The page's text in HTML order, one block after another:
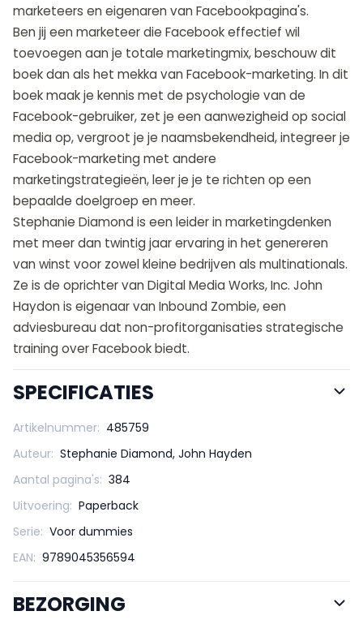
marketeers en eigenaren van Facebookpagina's.
Ben jij een marketeer die Facebook effectief wil
toevoegen aan je totale marketingmix, beschouw dit
boek dan als het mekka van Facebook-marketing. In dit
boek maak je kennis met de psychologie van de
Facebook-gebruiker, zet je een aanwezigheid op social
media op, vergroot je je naamsbekendheid, integreer je
Facebook-marketing met andere
marketingstrategieën, leer je je te richten op een
bepaalde doelgroep en meer.
Stephanie Diamond is een leider in marketingdenken
met meer dan twintig jaar ervaring in het genereren
van winst voor zowel kleine bedrijven als multinationals.
Ze is de oprichter van Digital Media Works, Inc. John
Haydon is eigenaar van Inbound Zombie, een
adviesbureau dat non-profitorganisaties strategische
training over Facebook biedt.
SPECIFICATIES
Artikelnummer: 485759
Auteur: Stephanie Diamond, John Hayden
Aantal pagina's: 384
Uitvoering: Paperback
Serie: Voor dummies
EAN: 9789045356594
BEZORGING